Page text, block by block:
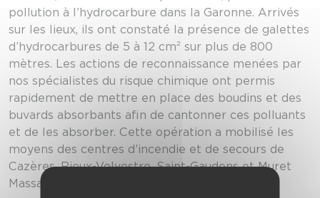
pollution à l’hydrocarbure dans la Garonne. Arrivés
sur les lieux, ils ont constaté la présence de galettes
d’hydrocarbures de 5 à 12 cm² sur plus de 800
mètres. Les actions de reconnaissance menées par
nos spécialistes du risque chimique ont permis
rapidement de mettre en place des boudins et des
buvards absorbants afin de cantonner ces polluants
et de les absorber. Cette opération a mobilisé les
moyens des centres d’incendie et de secours de
Cazères, Rieux-Volvestre, Saint-Gaudens et Muret
Massat.